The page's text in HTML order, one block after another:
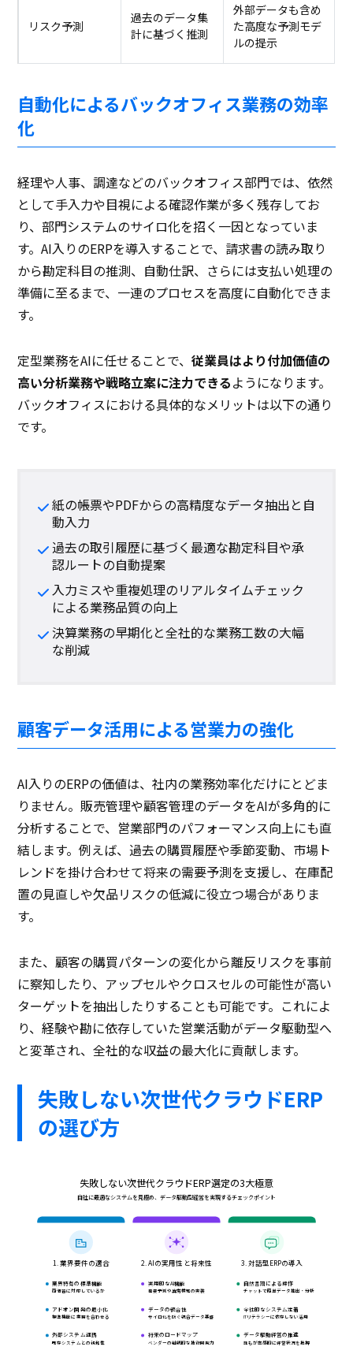
リスク予測
過去のデータ集
計に基づく推測
外部データも含め
た高度な予測モデ
ルの提示
自動化によるバックオフィス業務の効率
化
経理や人事、調達などのバックオフィス部門では、依然
として手入力や目視による確認作業が多く残存してお
り、部門システムのサイロ化を招く一因となっていま
す。AI入りのERPを導入することで、請求書の読み取り
から勘定科目の推測、自動仕訳、さらには支払い処理の
準備に至るまで、一連のプロセスを高度に自動化できま
す。
定型業務をAIに任せることで、従業員はより付加価値の
高い分析業務や戦略立案に注力できるようになります。
バックオフィスにおける具体的なメリットは以下の通り
です。
紙の帳票やPDFからの高精度なデータ抽出と自
動入力
過去の取引履歴に基づく最適な勘定科目や承
認ルートの自動提案
入力ミスや重複処理のリアルタイムチェック
による業務品質の向上
決算業務の早期化と全社的な業務工数の大幅
な削減
顧客データ活用による営業力の強化
AI入りのERPの価値は、社内の業務効率化だけにとどま
りません。販売管理や顧客管理のデータをAIが多角的に
分析することで、営業部門のパフォーマンス向上にも直
結します。例えば、過去の購買履歴や季節変動、市場ト
レンドを掛け合わせて将来の需要予測を支援し、在庫配
置の見直しや欠品リスクの低減に役立つ場合がありま
す。
また、顧客の購買パターンの変化から離反リスクを事前
に察知したり、アップセルやクロスセルの可能性が高い
ターゲットを抽出したりすることも可能です。これによ
り、経験や勘に依存していた営業活動がデータ駆動型へ
と変革され、全社的な収益の最大化に貢献します。
失敗しない次世代クラウドERP
の選び方
失敗しない次世代クラウドERP選定の3大極意
自社に最適なシステムを見極め、データ駆動型経営を実現するチェックポイント
1. 業界要件の適合
業界特有の標準機能
商慣習に対応しているか
アドオン開発の最小化
標準機能に業務を合わせる
外部システム連携
既存システムとの親和性
2. AIの実用性と将来性
実用的なAI機能
需要予測や異常検知の実装
データの統合性
サイロ化を防ぐ統合データ基盤
将来のロードマップ
ベンダーの継続的な技術開発力
3. 対話型ERPの導入
自然言語による操作
チャットで簡単データ抽出・分析
全社的なシステム定着
ITリテラシーに依存しない活用
データ駆動経営の推進
誰もが直感的に経営状況を把握